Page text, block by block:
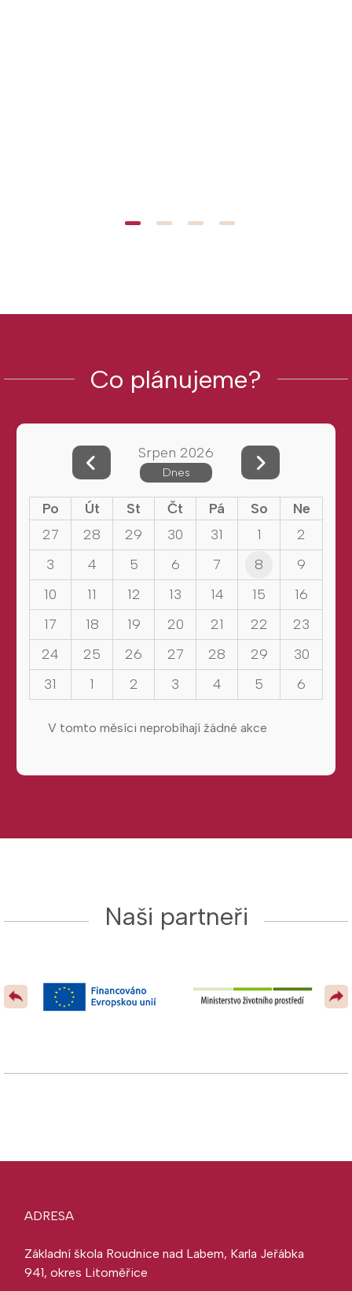
Co plánujeme?
Srpen 2026
Dnes
Po Út St Čt Pá So
Ne
27
28 29 30 31 1
2
3
4 5 6 7 8
9
10
11 12 13 14 15
16
17
18 19 20 21 22
23
24
25 26 27 28 29
30
31
1 2 3 4 5 6
V tomto měsíci neprobíhají žádné akce
Naši partneři
ADRESA
Základní škola Roudnice nad Labem, Karla Jeřábka
941, okres Litoměřice